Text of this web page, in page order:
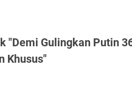
"Demi Gulingkan Putin
Khusus"